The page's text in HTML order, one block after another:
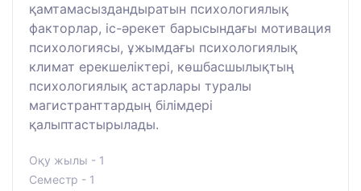
қамтамасыздандыратын психологиялық
факторлар, іс-әрекет барысындағы мотивация
психологиясы, ұжымдағы психологиялық
климат ерекшеліктері, көшбасшылықтың
психологиялық астарлары туралы
магистранттардың білімдері
қалыптастырылады.
Оқу жылы - 1
Семестр - 1